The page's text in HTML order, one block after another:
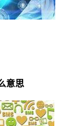
意思